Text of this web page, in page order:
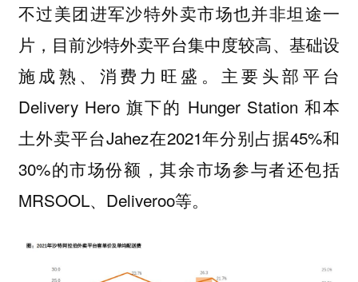
不过美团进军沙特外卖市场也并非坦途一
片 ，目前沙特外卖平台集中度较高、基础设
施成熟、消费力旺盛。主要头部平台
Delivery Hero 旗下的 Hunger Station 和本
土外卖平台Jahez在2021年分别占据45%和
30%的市场份额，其余市场参与者还包括
MRSOOL、Deliveroo等。